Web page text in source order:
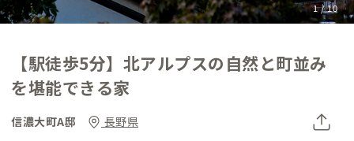
1 / 10
【駅徒歩5分】北アルプスの自然と町並み
を堪能できる家
信濃大町A邸 長野県